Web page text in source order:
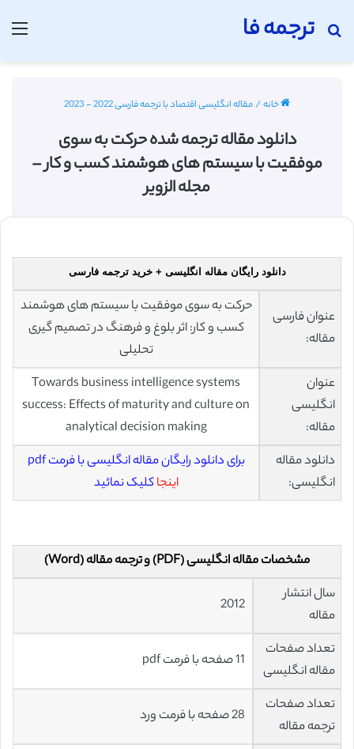
ترجمه فا
جستجو برای
خانه/مقاله انگلیسی اقتصاد با ترجمه فارسی 2022 - 2023
دانلود مقاله ترجمه شده حرکت به سوی
موفقیت با سیستم های هوشمند کسب و کار –
مجله الزویر
دانلود رایگان مقاله انگلیسی + خرید ترجمه فارسی
عنوان فارسی
مقاله:
حرکت به سوی موفقیت با سیستم های هوشمند
کسب و کار: اثر بلوغ و فرهنگ در تصمیم گیری
تحلیلی
عنوان
انگلیسی
مقاله:
Towards business intelligence systems
success: Effects of maturity and culture on
analytical decision making
دانلود مقاله
انگلیسی:
برای دانلود رایگان مقاله انگلیسی با فرمت pdf
اینجاکلیک نمائید
مشخصات مقاله انگلیسی (PDF) و ترجمه مقاله (Word)
سال انتشار
مقاله
تعداد صفحات
مقاله انگلیسی
تعداد صفحات
ترجمه مقاله